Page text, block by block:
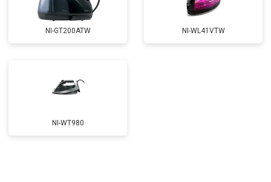
NI-GT200ATW NI-WL41VTW
NI-WT980